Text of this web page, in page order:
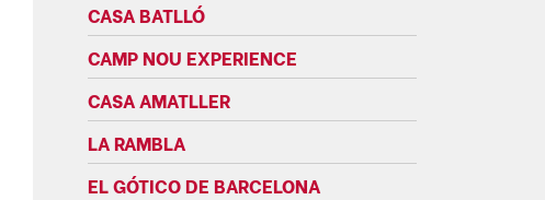
CASA BATLLÓ
CAMP NOU EXPERIENCE
CASA AMATLLER
LA RAMBLA
EL GÓTICO DE BARCELONA